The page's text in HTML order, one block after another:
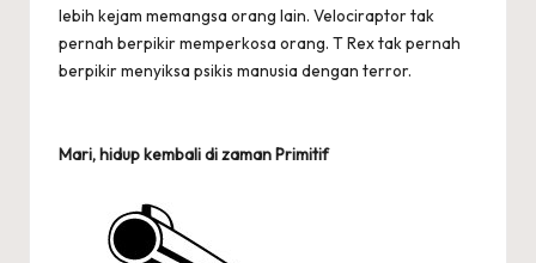
lebih kejam memangsa orang lain. Velociraptor tak
pernah berpikir memperkosa orang. T Rex tak pernah
berpikir menyiksa psikis manusia dengan terror.
Mari, hidup kembali di zaman Primitif